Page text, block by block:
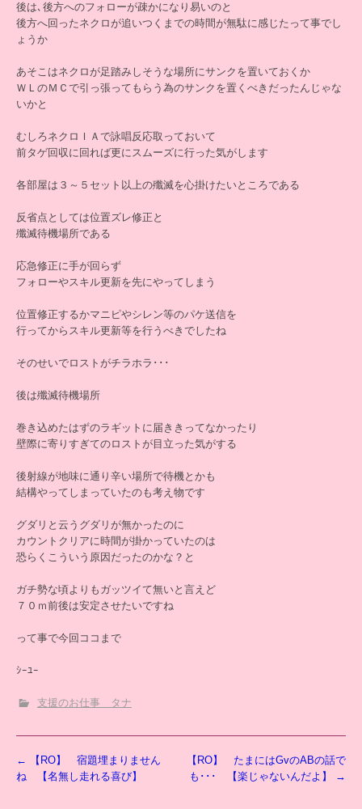
後は､後方へのフォローが疎かになり易いのと
後方へ回ったネクロが追いつくまでの時間が無駄に感じたって事でし
ょうか
あそこはネクロが足踏みしそうな場所にサンクを置いておくか
ＷＬのＭＣで引っ張ってもらう為のサンクを置くべきだったんじゃな
いかと
むしろネクロＩＡで詠唱反応取っておいて
前タゲ回収に回れば更にスムーズに行った気がします
各部屋は３～５セット以上の殲滅を心掛けたいところである
反省点としては位置ズレ修正と
殲滅待機場所である
応急修正に手が回らず
フォローやスキル更新を先にやってしまう
位置修正するかマニピやシレン等のパケ送信を
行ってからスキル更新等を行うべきでしたね
そのせいでロストがチラホラ･･･
後は殲滅待機場所
巻き込めたはずのラギットに届ききってなかったり
壁際に寄りすぎてのロストが目立った気がする
後射線が地味に通り辛い場所で待機とかも
結構やってしまっていたのも考え物です
グダリと云うグダリが無かったのに
カウントクリアに時間が掛かっていたのは
恐らくこういう原因だったのかな？と
ガチ勢な頃よりもガッツイて無いと言えど
７０ｍ前後は安定させたいですね
って事で今回ココまで
ｼｰﾕｰ
支援のお仕事 タナ
投
稿
←
【RO】 宿題埋まりません
ね 【名無し走れる喜び】
【RO】 たまにはGvのABの話で
も･･･ 【楽じゃないんだよ】
→